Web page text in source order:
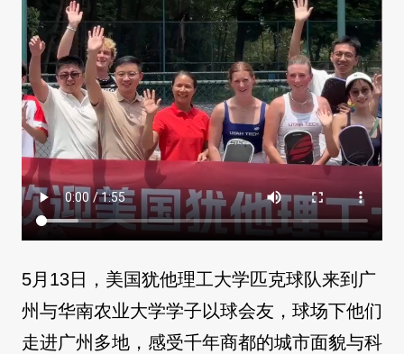
5月13日，美国犹他理工大学匹克球队来到广
州与华南农业大学学子以球会友，球场下他们
走进广州多地，感受千年商都的城市面貌与科